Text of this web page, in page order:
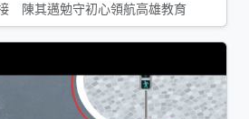
陳其邁勉守初心領航高雄教育